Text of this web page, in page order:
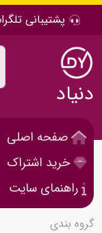
پشتیبانی تلگرام
دنیاد
صفحه اصلی
خرید اشتراک
راهنمای سایت
گروه بندی